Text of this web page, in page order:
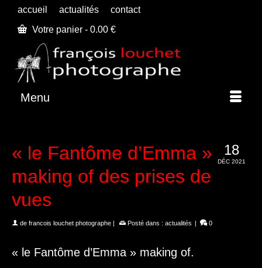
accueil actualités
contact
Votre panier - 0.00 €
Menu
18
DÉC 2021
« le Fantôme d’Emma »
making of des prises de
vues
de francois louchet photographe | Posté dans : actualités | 0
« le Fantôme d’Emma » making of.